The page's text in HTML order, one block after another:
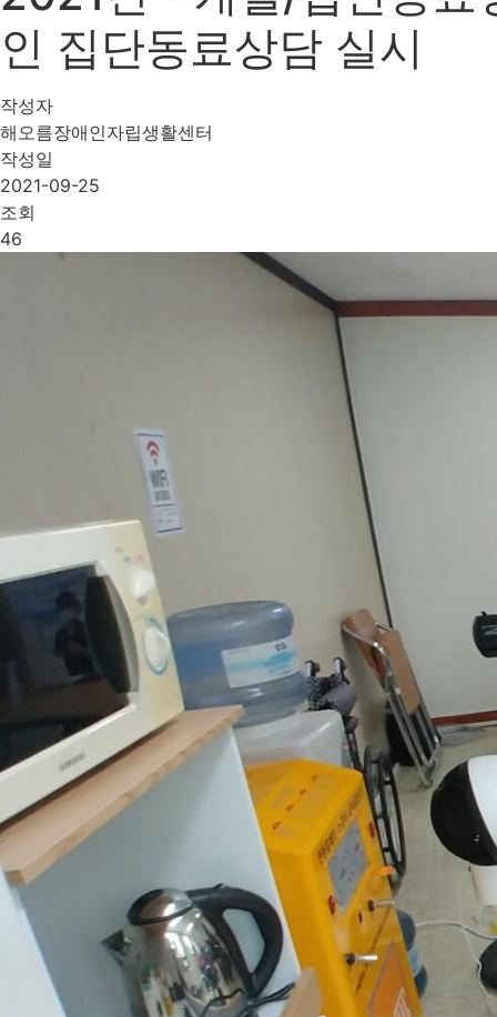
인 집단동료상담 실시
작성자
해오름장애인자립생활센터
작성일
2021-09-25
조회
46